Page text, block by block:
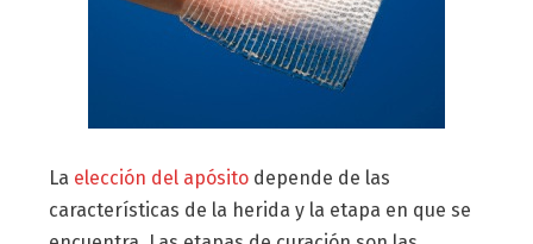
La elección del apósitodepende de las
características de la herida y la etapa en que se